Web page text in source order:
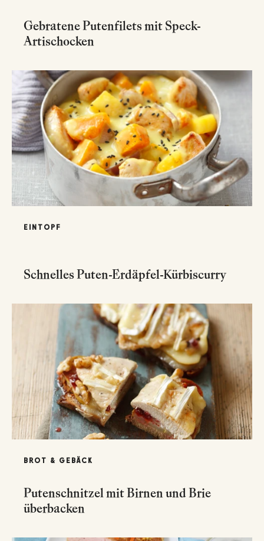
Gebratene Putenfilets mit Speck-
Artischocken
EINTOPF
Schnelles Puten-Erdäpfel-Kürbiscurry
BROT & GEBÄCK
Putenschnitzel mit Birnen und Brie
überbacken